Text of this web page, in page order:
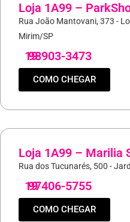
Loja 1A99 –
Rua João Mantovani, 373 -
Mirim/SP
19
98903-3473
COMO CHEGAR
Loja 1A99 – Marilia
Rua dos Tucunarés, 500 -
19
97406-5755
COMO CHEGAR